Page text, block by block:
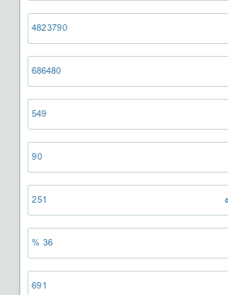
4823790
686480
549
90
251
36 %
691